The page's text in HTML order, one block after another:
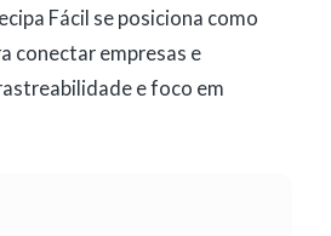
Fácil se posiciona como
conectar empresas e
e foco em